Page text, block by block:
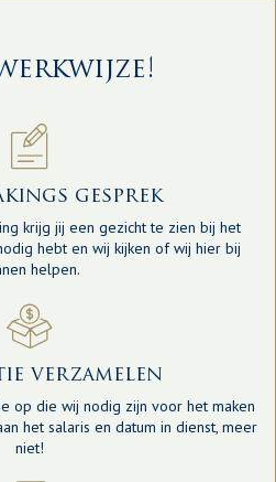
gesprek
krijg jij een gezicht te zien bij het
hebt en wij kijken of wij hier bij
helpen.
verzamelen
op die wij nodig zijn voor het maken
het salaris en datum in dienst, meer
niet!